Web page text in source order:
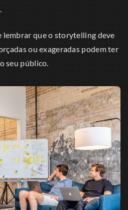
que o storytelling deve
ou exageradas podem ter
seu público.